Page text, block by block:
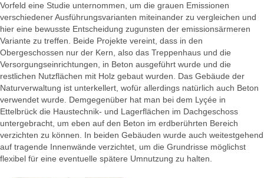
Vorfeld eine Studie unternommen, um die grauen Emissionen
verschiedener Ausführungsvarianten miteinander zu vergleichen und
hier eine bewusste Entscheidung zugunsten der emissionsärmeren
Variante zu treffen. Beide Projekte vereint, dass in den
Obergeschossen nur der Kern, also das Treppenhaus und die
Versorgungseinrichtungen, in Beton ausgeführt wurde und die
restlichen Nutzflächen mit Holz gebaut wurden. Das Gebäude der
Naturverwaltung ist unterkellert, wofür allerdings natürlich auch Beton
verwendet wurde. Demgegenüber hat man bei dem Lyçée in
Ettelbrück die Haustechnik- und Lagerflächen im Dachgeschoss
untergebracht, um eben auf den Beton im erdberührten Bereich
verzichten zu können. In beiden Gebäuden wurde auch weitestgehend
auf tragende Innenwände verzichtet, um die Grundrisse möglichst
flexibel für eine eventuelle spätere Umnutzung zu halten.